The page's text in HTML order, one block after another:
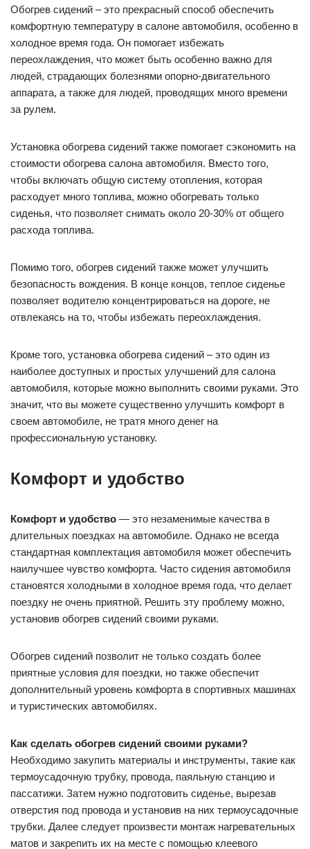
Обогрев сидений – это прекрасный способ обеспечить
комфортную температуру в салоне автомобиля, особенно в
холодное время года. Он помогает избежать
переохлаждения, что может быть особенно важно для
людей, страдающих болезнями опорно-двигательного
аппарата, а также для людей, проводящих много времени
за рулем.
Установка обогрева сидений также помогает сэкономить на
стоимости обогрева салона автомобиля. Вместо того,
чтобы включать общую систему отопления, которая
расходует много топлива, можно обогревать только
сиденья, что позволяет снимать около 20-30% от общего
расхода топлива.
Помимо того, обогрев сидений также может улучшить
безопасность вождения. В конце концов, теплое сиденье
позволяет водителю концентрироваться на дороге, не
отвлекаясь на то, чтобы избежать переохлаждения.
Кроме того, установка обогрева сидений – это один из
наиболее доступных и простых улучшений для салона
автомобиля, которые можно выполнить своими руками. Это
значит, что вы можете существенно улучшить комфорт в
своем автомобиле, не тратя много денег на
профессиональную установку.
Комфорт и удобство
Комфорт и удобство — это незаменимые качества в
длительных поездках на автомобиле. Однако не всегда
стандартная комплектация автомобиля может обеспечить
наилучшее чувство комфорта. Часто сидения автомобиля
становятся холодными в холодное время года, что делает
поездку не очень приятной. Решить эту проблему можно,
установив обогрев сидений своими руками.
Обогрев сидений позволит не только создать более
приятные условия для поездки, но также обеспечит
дополнительный уровень комфорта в спортивных машинах
и туристических автомобилях.
Как сделать обогрев сидений своими руками?
Необходимо закупить материалы и инструменты, такие как
термоусадочную трубку, провода, паяльную станцию и
пассатижи. Затем нужно подготовить сиденье, вырезав
отверстия под провода и установив на них термоусадочные
трубки. Далее следует произвести монтаж нагревательных
матов и закрепить их на месте с помощью клеевого